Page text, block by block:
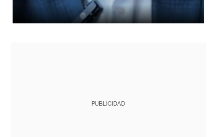
PUBLICIDAD